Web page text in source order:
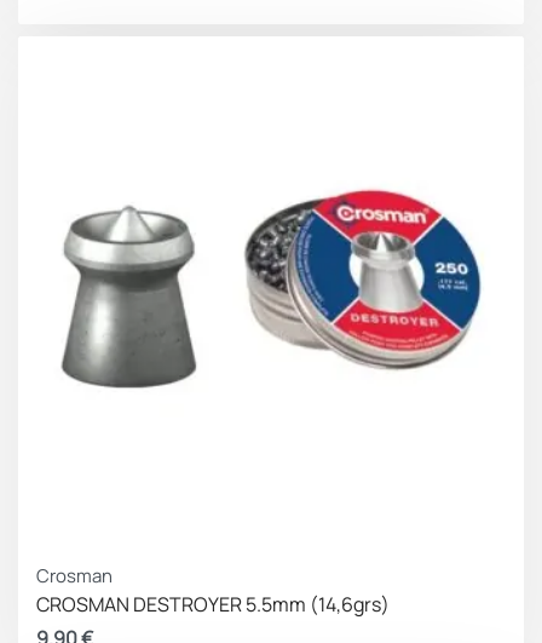
Crosman
CROSMAN DESTROYER 5.5mm (14,6grs)